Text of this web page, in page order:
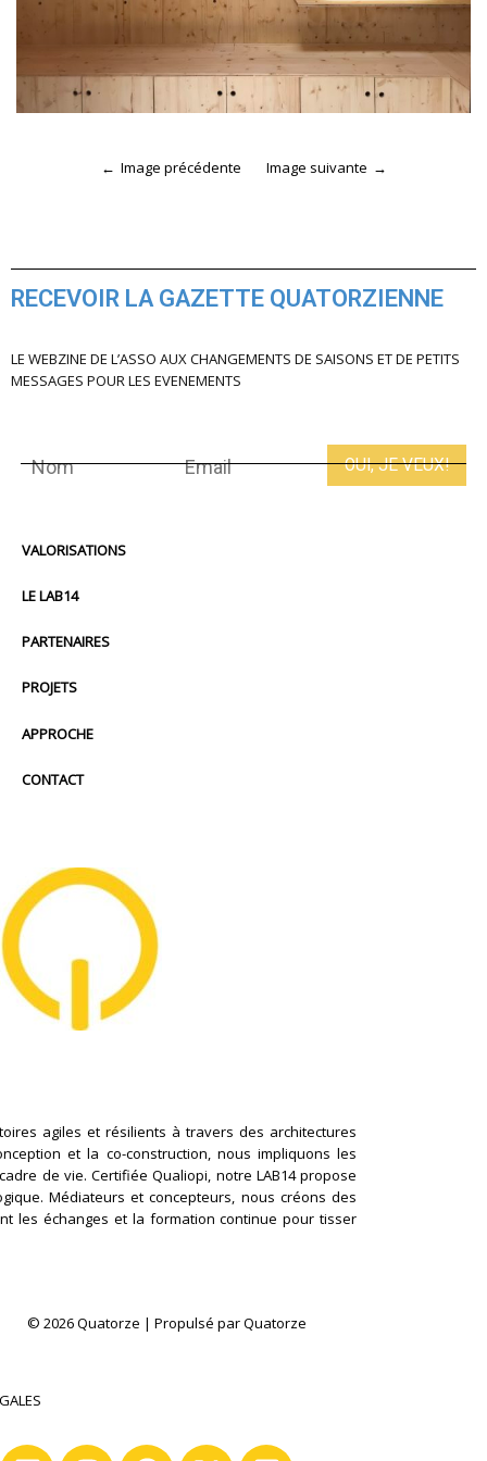
Image précédente Image suivante
RECEVOIR LA GAZETTE QUATORZIENNE
LE WEBZINE DE L’ASSO AUX CHANGEMENTS DE SAISONS ET DE PETITS
MESSAGES POUR LES EVENEMENTS
VALORISATIONS
LE LAB14
PARTENAIRES
PROJETS
APPROCHE
CONTACT
agiles et résilients à travers des architectures
et la co-construction, nous impliquons les
de vie. Certifiée Qualiopi, notre LAB14 propose
Médiateurs et concepteurs, nous créons des
les échanges et la formation continue pour tisser
© 2026 Quatorze | Propulsé par Quatorze